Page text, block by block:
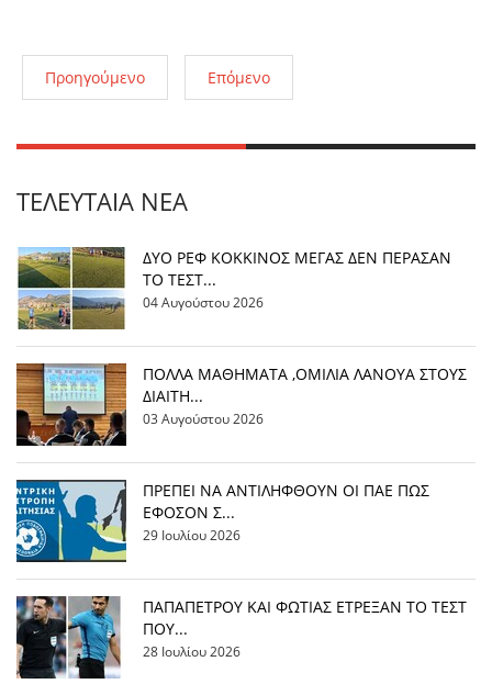
Προηγούμενο Επόμενο
ΤΕΛΕΥΤΑΊΑ ΝΈΑ
ΔΥΟ ΡΕΦ ΚΟΚΚΙΝΟΣ ΜΕΓΑΣ ΔΕΝ ΠΕΡΑΣΑΝ
ΤΟ ΤΕΣΤ...
04 Αυγούστου 2026
ΠΟΛΛΑ ΜΑΘΗΜΑΤΑ ,ΟΜΙΛΙΑ ΛΑΝΟΥΑ ΣΤΟΥΣ
ΔΙΑΙΤΗ...
03 Αυγούστου 2026
ΠΡΕΠΕΙ ΝΑ ΑΝΤΙΛΗΦΘΟΥΝ ΟΙ ΠΑΕ ΠΩΣ
ΕΦΟΣΟΝ Σ...
29 Ιουλίου 2026
ΠΑΠΑΠΕΤΡΟΥ ΚΑΙ ΦΩΤΙΑΣ ΕΤΡΕΞΑΝ ΤΟ ΤΕΣΤ
ΠΟΥ...
28 Ιουλίου 2026